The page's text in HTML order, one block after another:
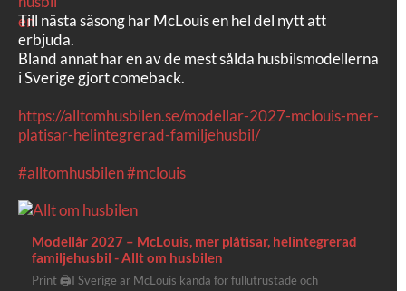
Till nästa säsong har McLouis en hel del nytt att
erbjuda.
Bland annat har en av de mest sålda husbilsmodellerna
i Sverige gjort comeback.
https://alltomhusbilen.se/modellar-2027-mclouis-mer-
platisar-helintegrerad-familjehusbil/
#alltomhusbilen#mclouis
Modellår 2027 – McLouis, mer plåtisar, helintegrerad
familjehusbil - Allt om husbilen
Print 🖨I Sverige är McLouis kända för fullutrustade och